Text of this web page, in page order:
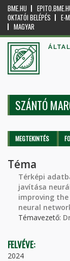
BME.HU
OKTATÓI BELÉPÉS
E-
MAGYAR
SZÁNTÓ
Elsődleges
MEGTEKINTÉS (AKTÍV
Téma
Térképi
javítása
improving
neural
Témavezető:
FELVÉVE:
2024